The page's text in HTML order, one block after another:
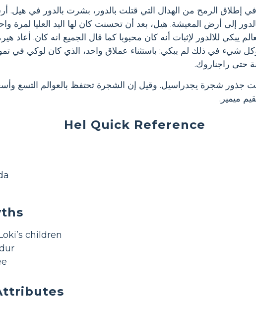
إطلاق الرمح من الهدال التي قتلت بالدور، بشرت بالدور في هيل.
إلى أرض المعيشة. هيل، بعد أن تحسنت كان لها اليد العليا لمرة
يبكي للالدور لإثبات أنه كان محبوبا كما قال الجميع انه كان. أعاد
وكل شيء في ذلك لم يبكي: باستثناء عملاق واحد، الذي كان لوكي في
حتى راجناروك.
جذور شجرة يجدراسيل. وقيل إن الشجرة تحتفظ بالعوالم التسع
ميمير.
Hel Quick Reference
children